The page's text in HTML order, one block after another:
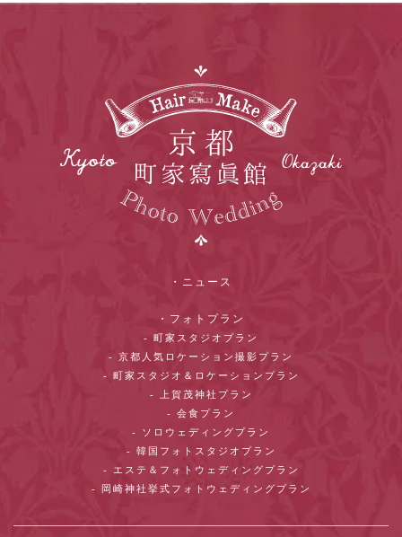
・ニュース
・フォトプラン
- 町家スタジオプラン
- 京都人気ロケーション撮影プラン
- 町家スタジオ＆ロケーションプラン
- 上賀茂神社プラン
- 会食プラン
- ソロウェディングプラン
- 韓国フォトスタジオプラン
- エステ＆フォトウェディングプラン
- 岡崎神社挙式フォトウェディングプラン